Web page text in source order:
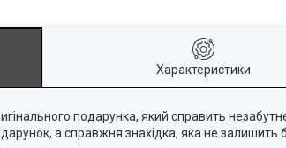
Характеристики
подарунка, який справить
а справжня знахідка, яка не